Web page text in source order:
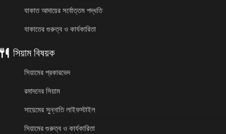
যাকাত আদায়ের সর্বোত্তম পদ্ধতি
যাকাতের গুরুত্ব ও কার্যকারিতা
সিয়াম বিষয়ক
সিয়ামের প্রকারভেদ
রমাদনের সিয়াম
সায়েমের সুন্নাতি লাইফস্টাইল
সিয়ামের গুরুত্ব ও কার্যকারিতা